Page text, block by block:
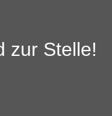
zur Stelle!